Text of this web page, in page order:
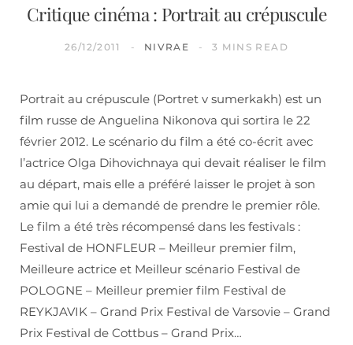
Critique cinéma : Portrait au crépuscule
26/12/2011 NIVRAE 3 MINS READ
Portrait au crépuscule (Portret v sumerkakh) est un
film russe de Anguelina Nikonova qui sortira le 22
février 2012. Le scénario du film a été co-écrit avec
l’actrice Olga Dihovichnaya qui devait réaliser le film
au départ, mais elle a préféré laisser le projet à son
amie qui lui a demandé de prendre le premier rôle.
Le film a été très récompensé dans les festivals :
Festival de HONFLEUR – Meilleur premier film,
Meilleure actrice et Meilleur scénario Festival de
POLOGNE – Meilleur premier film Festival de
REYKJAVIK – Grand Prix Festival de Varsovie – Grand
Prix Festival de Cottbus – Grand Prix…